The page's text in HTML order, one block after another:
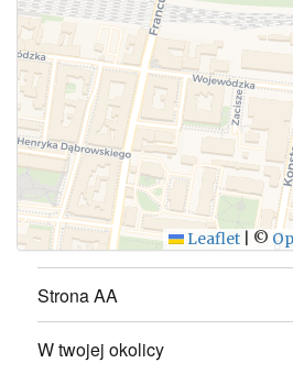
WYŚLIJ
Leaflet ©
Strona AA
W twojej okolicy